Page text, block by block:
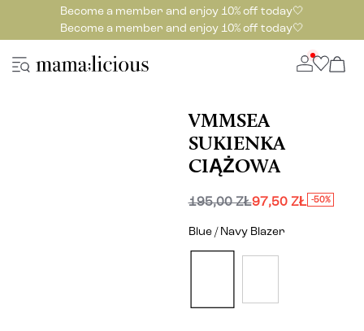
Become a member and enjoy 10% off today🤍
Become a member and enjoy 10% off today🤍
VMMSEA
SUKIENKA
CIĄŻOWA
195,00 ZŁ97,50 ZŁ -50%
Blue / Navy Blazer